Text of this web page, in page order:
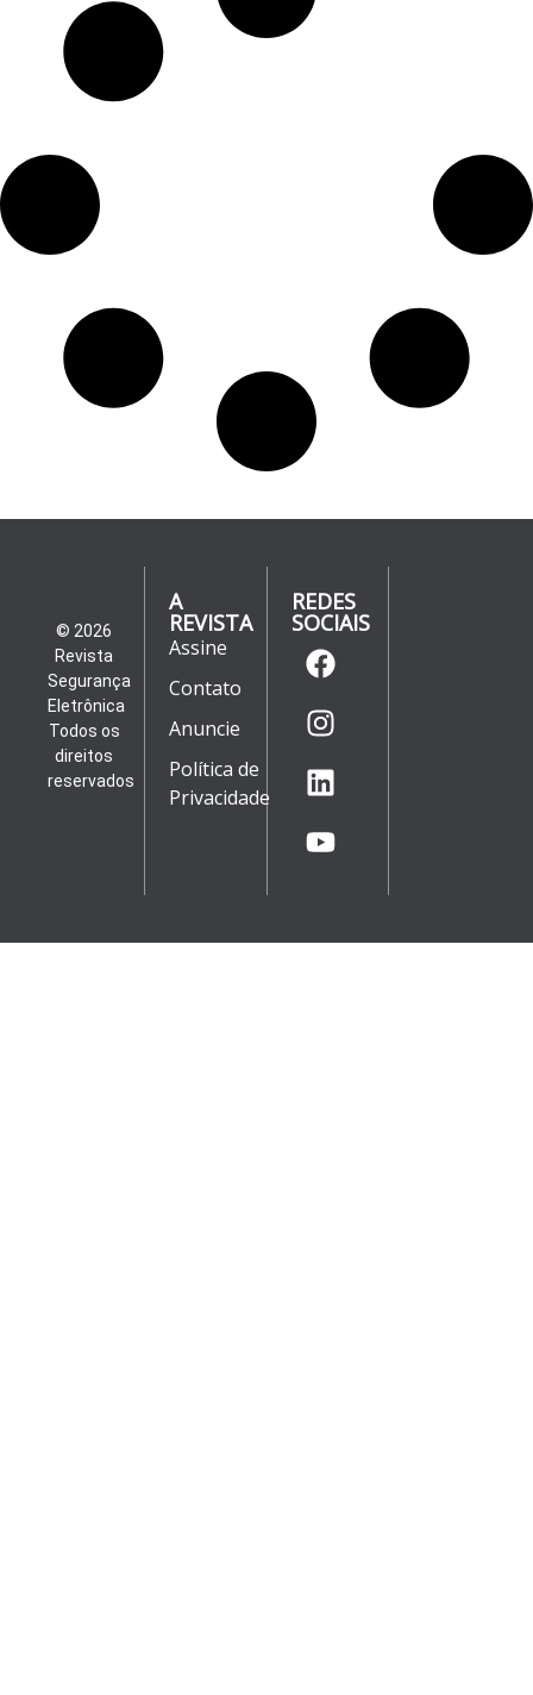
© 2026
Revista
Segurança
Eletrônica
Todos os
direitos
reservados
A
REVISTA
Assine
Contato
Anuncie
Política de
Privacidade
REDES
SOCIAIS